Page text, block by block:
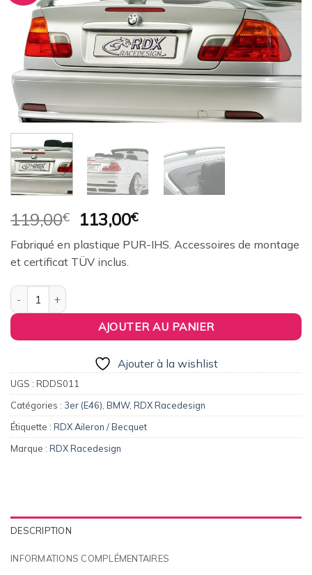
à la
wishlist
119,00€
Le
prix
initial
était :
113,00€Le
prix
actuel
Fabriqué en plastique PUR-IHS. Accessoires de montage
et certificat TÜV inclus.
quantité de Aileron / Becquet RDX pour BMW Série 3 E46
AJOUTER AU PANIER
Ajouter à la wishlist
UGS : RDDS011
Catégories : 3er (E46) BMW, RDX Racedesign
Étiquette : RDX Aileron / Becquet
Marque : RDX Racedesign
DESCRIPTION
INFORMATIONS COMPLÉMENTAIRES